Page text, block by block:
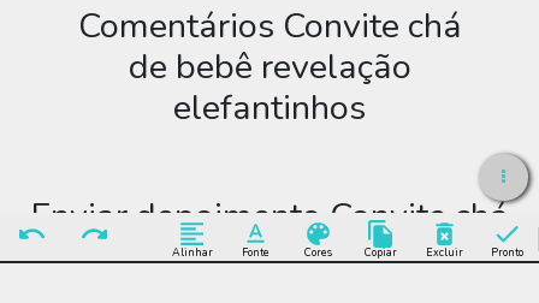
Alinhar Fonte Cores Copiar Excluir Pronto
Comentários Convite chá
de bebê revelação
elefantinhos
Enviar depoimento Convite chá
de bebê revelação elefantinhos